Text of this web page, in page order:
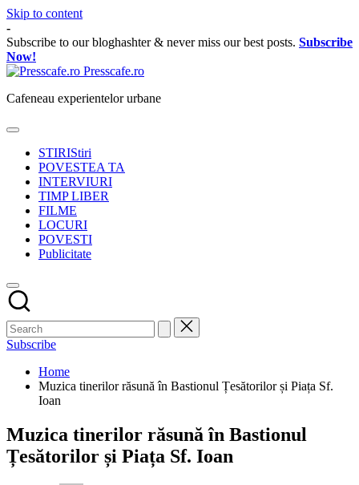
Skip to content
-
Subscribe to our bloghashter & never miss our best posts. Subscribe
Now!
Presscafe.ro
Cafeneau experientelor urbane
STIRIStiri
POVESTEA TA
INTERVIURI
TIMP LIBER
FILME
LOCURI
POVESTI
Publicitate
Subscribe
Home
Muzica tinerilor răsună în Bastionul Țesătorilor și Piața Sf.
Ioan
Muzica tinerilor răsună în Bastionul
Țesătorilor și Piața Sf. Ioan